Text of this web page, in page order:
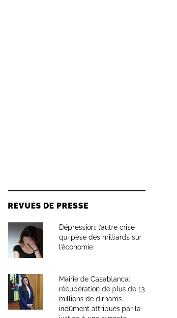
REVUES DE PRESSE
Dépression: l’autre crise
qui pèse des milliards sur
l’économie
Mairie de Casablanca:
récupération de plus de 13
millions de dirhams
indûment attribués par la